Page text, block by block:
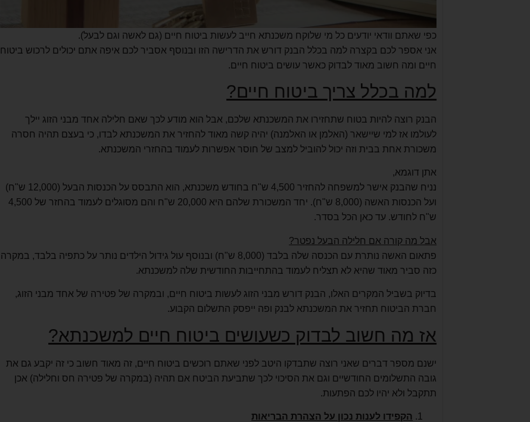
כפי שאתם וודאי יודעים כל מי שלוקח משכנתא חייב לעשות ביטוח חיים (גם לאשה וגם לבעל).
אני אספר לכם בקצרה למה בכלל הבנק דורש את הדרישה הזו ובנוסף אסביר לכם איפה אתם יכולים לרכוש ביטוח
חיים ומה חשוב מאוד לבדוק כאשר עושים ביטוח חיים.
למה בכלל צריך ביטוח חיים?
הבנק רוצה להיות בטוח שתחזירו את המשכנתא שלכם, אבל הוא מודע לכך שאם חלילה אחד מבני הזוג יילך
לעולמו אז למי שיישאר (האלמן או האלמנה) יהיה קשה מאוד להחזיר את המשכנתא לבדו, כי בעצם תהיה חסרה
משכורת אחת בבית וזה יכול להוביל למצב של חוסר אפשרות לעמוד בהחזרי המשכנתא.
אתן דוגמא,
נניח שהבנק אישר למשפחה להחזיר 4,500 ש"ח בחודש משכנתא, הוא התבסס על הכנסות הבעל (12,000 ש"ח)
ועל הכנסות האשה (8,000 ש"ח). יחד המשכורת שלהם היא 20,000 ש"ח והם מסוגלים לעמוד בהחזר של 4,500
ש"ח לחודש. עד כאן הכל בסדר.
אבל מה קורה אם חלילה הבעל נפטר?
פתאום האשה נותרת עם הכנסה שלה בלבד (8,000 ש"ח) ובנוסף עול גידול הילדים נותר על כתפיה בלבד, במקרה
כזה סביר מאוד שהיא לא תצליח לעמוד בהתחייבות החודשית שלה למשכנתא.
בדיוק בשביל המקרים האלו, הבנק דורש מבני הזוג לעשות ביטוח חיים, ובמקרה של פטירה של אחד מבני הזוג,
חברת הביטוח תחזיר את המשכנתא לבנק ופה ייפסק התשלום הקבוע.
אז מה חשוב לבדוק כשעושים ביטוח חיים למשכנתא?
ישנם מספר דברים שאני רוצה שתבדקו היטב לפני שאתם רוכשים ביטוח חיים, זה מאוד חשוב כי זה יקבע גם את
גובה התשלומים החודשיים וגם את הסיכוי לכך שתביעת הביטח אם תהיה (במקרה של פטירה חס וחלילה) אכן
תתקבל ולא יהיו לכם הפתעות.
הקפידו לענות נכון על הצהרת הבריאות